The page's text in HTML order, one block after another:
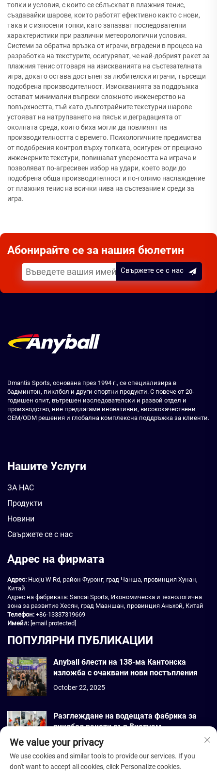
топки и условия, с които се сблъскват в плажния тенис,
създавайки шарове, които работят ефективно както с нови,
така и с износени топки, като запазват последователни
характеристики при различни метеорологични условия.
Системи за обратна връзка от играчи, вградени в процеса на
разработка на текстурите, осигуряват, че най-добрият ракет за
плажния тенис отговаря на изискванията на състезателната
игра, докато остава достъпен за любителски играчи, търсещи
подобрена производителност. Изискванията за поддръжка
остават минимални въпреки сложното инженерство на
повърхността, тъй като дълготрайните текстурни шарове
устояват на натрупването на пясък и деградацията от
околната среда, които биха могли да повлияят на
производителността с времето. Психологичните предимства
от подобрения контрол върху топката, осигурен от прецизно
инженерните текстури, повишават увереността на играча и
позволяват по-агресивен избор на удари, което води до
подобрена обща производителност и по-голямо наслаждение
от плажния тенис на всички нива на състезание и среди за
игра.
Абонирайте се за нашия бюлетин
Свържете се с нас
Dmantis Sports, основана през 1994 г., се специализира в
бадминтон, пиклбол и други спортни продукти. С повече от 20-
годишен опит, вътрешен изследователски и развой отдел и
производство, ние предлагаме иновативни, висококачествени
OEM/ODM решения и глобална комплексна поддръжка за клиенти.
Нашите Услуги
ЗА НАС
Продукти
Новини
Свържете се с нас
Адрес на фирмата
Адрес: Huoju W Rd, район Фуронг, град Чанша, провинция Хунан,
Китай
Адрес на фабриката: Sancai Sports, Икономическа и технологична
зона за развитие Хесян, град Мааншан, провинция Аньхой, Китай
Телефон: +86-13337319669
Имейл: [email protected]
ПОПУЛЯРНИ ПУБЛИКАЦИИ
Anyball блести на 138-ма Кантонска
изложба с очаквани нови постъпления
October 22, 2025
Разглеждане на водещата фабрика за
пиклбол ракети във Виетнам
September 22, 2025
We value your privacy
We use cookies and similar tools to provide our services. If you
don't want to accept all cookies, click Personalize cookies.